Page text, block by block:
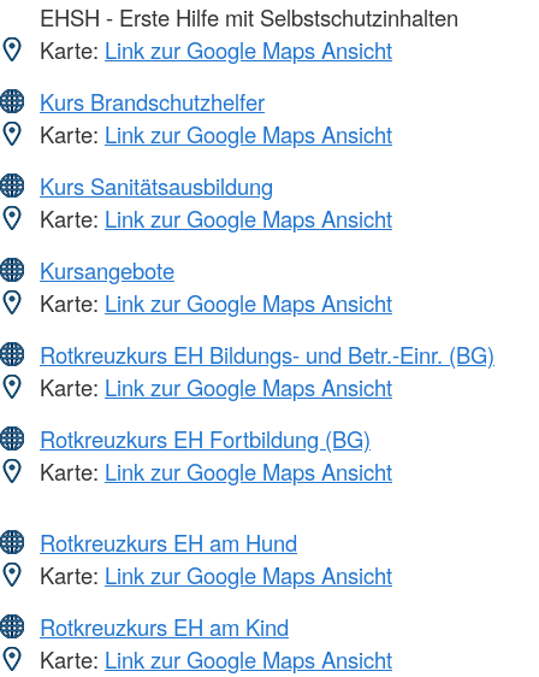
EHSH - Erste Hilfe mit Selbstschutzinhalten
Karte: Link zur Google Maps Ansicht
Kurs Brandschutzhelfer
Karte: Link zur Google Maps Ansicht
Kurs Sanitätsausbildung
Karte: Link zur Google Maps Ansicht
Kursangebote
Karte: Link zur Google Maps Ansicht
Rotkreuzkurs EH Bildungs- und Betr.-Einr. (BG)
Karte: Link zur Google Maps Ansicht
Rotkreuzkurs EH Fortbildung (BG)
Karte: Link zur Google Maps Ansicht
Rotkreuzkurs EH am Hund
Karte: Link zur Google Maps Ansicht
Rotkreuzkurs EH am Kind
Karte: Link zur Google Maps Ansicht